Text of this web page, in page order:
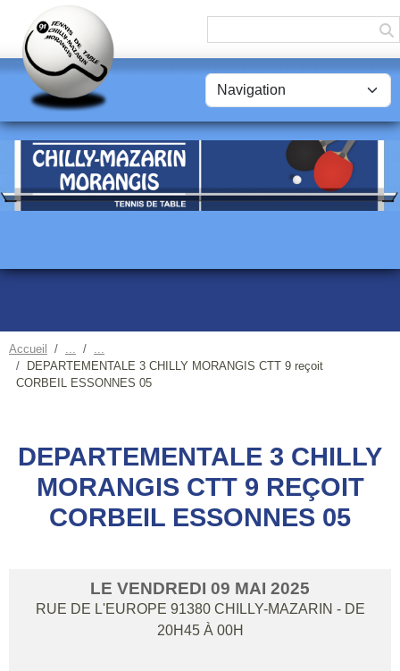
Accueil
DEPARTEMENTALE 3 CHILLY MORANGIS CTT 9 reçoit
CORBEIL ESSONNES 05
DEPARTEMENTALE 3 CHILLY
MORANGIS CTT 9 REÇOIT
CORBEIL ESSONNES 05
LE VENDREDI 09 MAI 2025
RUE DE L'EUROPE 91380 CHILLY-MAZARIN - DE
20H45 À 00H
Panneau de gestion des cookies